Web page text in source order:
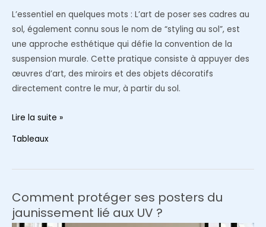
vaste
L’essentiel en quelques mots : L’art de poser ses cadres au
sol, également connu sous le nom de “styling au sol”, est
une approche esthétique qui défie la convention de la
suspension murale. Cette pratique consiste à appuyer des
œuvres d’art, des miroirs et des objets décoratifs
directement contre le mur, à partir du sol.
Pourquoi
percer
vos
murs
Lire la suite »
Tableaux
Comment protéger ses posters du
jaunissement lié aux UV ?